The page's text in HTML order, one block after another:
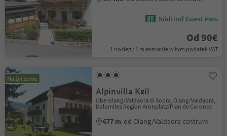
Südtirol Guest Pass
Od 90€
1 nocleg / 1 mieszkanie w tym podatek VAT
Na życzenie
Alpinvilla Keil
Oberolang/Valdaora di Sopra, Olang/Valdaora,
Dolomites Region Kronplatz/Plan de Corones
677 m od Olang/Valdaora centrum